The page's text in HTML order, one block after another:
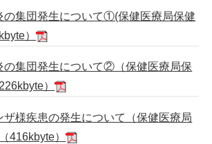
の集団発生について①(保健医療局保健
）
の集団発生について②（保健医療局保
）
ザ様疾患の発生について（保健医療局
416kbyte）